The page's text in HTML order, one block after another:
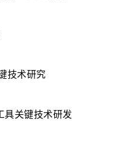
技术研究
具关键技术研发